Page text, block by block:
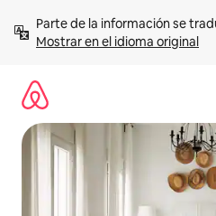
contenidoMostrar en el idioma original